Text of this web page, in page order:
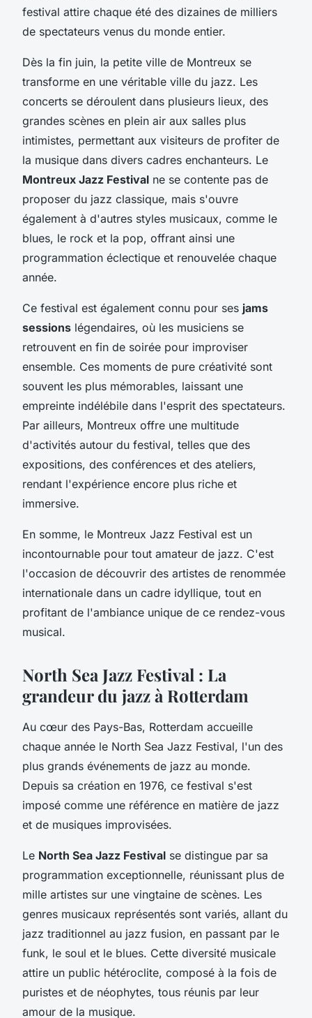
festival attire chaque été des dizaines de milliers
de spectateurs venus du monde entier.
Dès la fin juin, la petite ville de Montreux se
transforme en une véritable ville du jazz. Les
concerts se déroulent dans plusieurs lieux, des
grandes scènes en plein air aux salles plus
intimistes, permettant aux visiteurs de profiter de
la musique dans divers cadres enchanteurs. Le
Montreux Jazz Festival ne se contente pas de
proposer du jazz classique, mais s'ouvre
également à d'autres styles musicaux, comme le
blues, le rock et la pop, offrant ainsi une
programmation éclectique et renouvelée chaque
année.
Ce festival est également connu pour ses jams
sessions légendaires, où les musiciens se
retrouvent en fin de soirée pour improviser
ensemble. Ces moments de pure créativité sont
souvent les plus mémorables, laissant une
empreinte indélébile dans l'esprit des spectateurs.
Par ailleurs, Montreux offre une multitude
d'activités autour du festival, telles que des
expositions, des conférences et des ateliers,
rendant l'expérience encore plus riche et
immersive.
En somme, le Montreux Jazz Festival est un
incontournable pour tout amateur de jazz. C'est
l'occasion de découvrir des artistes de renommée
internationale dans un cadre idyllique, tout en
profitant de l'ambiance unique de ce rendez-vous
musical.
North Sea Jazz Festival : La
grandeur du jazz à Rotterdam
Au cœur des Pays-Bas, Rotterdam accueille
chaque année le North Sea Jazz Festival, l'un des
plus grands événements de jazz au monde.
Depuis sa création en 1976, ce festival s'est
imposé comme une référence en matière de jazz
et de musiques improvisées.
Le North Sea Jazz Festival se distingue par sa
programmation exceptionnelle, réunissant plus de
mille artistes sur une vingtaine de scènes. Les
genres musicaux représentés sont variés, allant du
jazz traditionnel au jazz fusion, en passant par le
funk, le soul et le blues. Cette diversité musicale
attire un public hétéroclite, composé à la fois de
puristes et de néophytes, tous réunis par leur
amour de la musique.